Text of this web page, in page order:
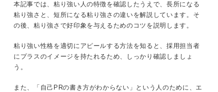
「粘り強い」の言い換え表現を用いる
文11選
職種別の粘り強い性格の自己PR例文
本記事では、粘り強い人の特徴を確認したうえで、長所になる
粘り強さと、短所になる粘り強さの違いを解説しています。そ
の後、粘り強さで好印象を与えるためのコツを説明します。
粘り強い性格を適切にアピールする方法を知ると、採用担当者
にプラスのイメージを持たれるため、しっかり確認しましょ
う。
また、「自己PRの書き方がわからない」という人のために、エ
②集中力が高い
③負けず嫌い
④失敗を次に活かせる
⑤自分を信じてポジティブに行動できる